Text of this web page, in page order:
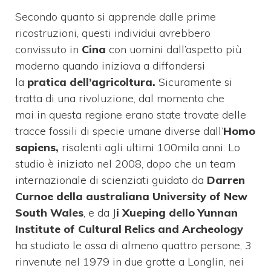
Secondo quanto si apprende dalle prime
ricostruzioni, questi individui avrebbero
convissuto in Cina con uomini dall’aspetto più
moderno quando iniziava a diffondersi
la pratica dell’agricoltura. Sicuramente si
tratta di una rivoluzione, dal momento che
mai in questa regione erano state trovate delle
tracce fossili di specie umane diverse dall’Homo
sapiens, risalenti agli ultimi 100mila anni. Lo
studio è iniziato nel 2008, dopo che un team
internazionale di scienziati guidato da Darren
Curnoe della australiana University of New
South Wales, e da Ji Xueping dello Yunnan
Institute of Cultural Relics and Archeology
ha studiato le ossa di almeno quattro persone, 3
rinvenute nel 1979 in due grotte a Longlin, nei